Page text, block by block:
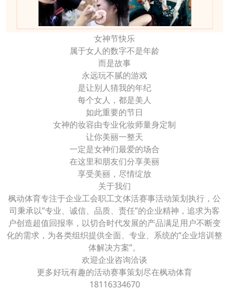
女神节快乐
属于女人的数字不是年龄
而是故事
永远玩不腻的游戏
是让别人猜我的年纪
每个女人，都是美人
如此重要的节日
女神的妆容由专业化妆师量身定制
让你美丽一整天
一定是女神们最爱的场合
在这里和朋友们分享美丽
享受美丽，尽情绽放
关于我们
枫动体育专注于企业工会职工文体活赛事活动策划执行，公
司秉承以”专业、诚信、品质、责任”的企业精神，追求为客
户创造超值回报率，以切合时代发展的产品满足用户不断变
化的需求，为各类组织提供全面、专业、系统的“企业培训整
体解决方案”。
欢迎企业咨询洽谈
更多好玩有趣的活动赛事策划尽在枫动体育
18116334670